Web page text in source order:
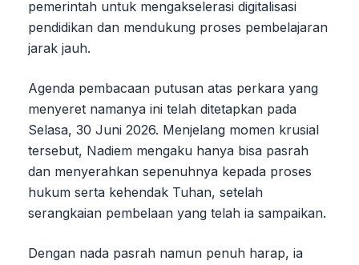
pemerintah untuk mengakselerasi digitalisasi
pendidikan dan mendukung proses pembelajaran
jarak jauh.
Agenda pembacaan putusan atas perkara yang
menyeret namanya ini telah ditetapkan pada
Selasa, 30 Juni 2026. Menjelang momen krusial
tersebut, Nadiem mengaku hanya bisa pasrah
dan menyerahkan sepenuhnya kepada proses
hukum serta kehendak Tuhan, setelah
serangkaian pembelaan yang telah ia sampaikan.
Dengan nada pasrah namun penuh harap, ia